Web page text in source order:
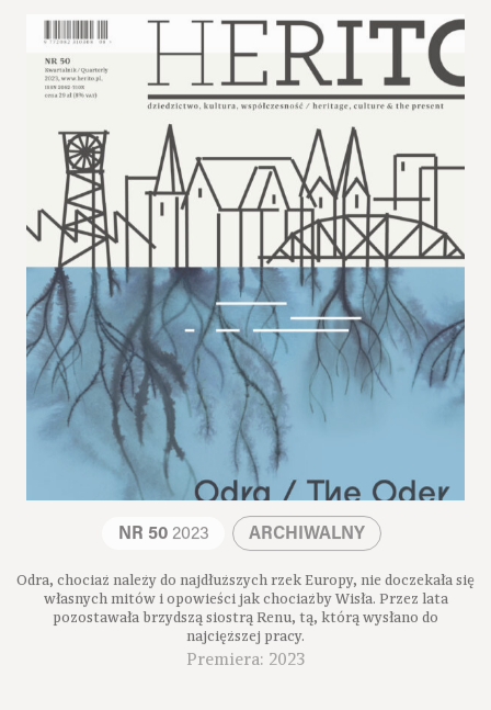
NR 502023 ARCHIWALNY
Odra, chociaż należy do najdłuższych rzek Europy, nie doczekała się
własnych mitów i opowieści jak chociażby Wisła. Przez lata
pozostawała brzydszą siostrą Renu, tą, którą wysłano do
najcięższej pracy.
Premiera: 2023